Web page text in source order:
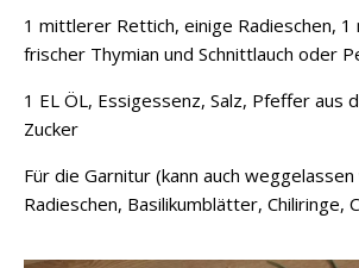
1 mittlerer Rettich, einige Radieschen,
frischer Thymian und Schnittlauch oder
1 EL ÖL, Essigessenz, Salz, Pfeffer aus
Zucker
Für die Garnitur (kann auch
Radieschen, Basilikumblätter, Chiliringe,